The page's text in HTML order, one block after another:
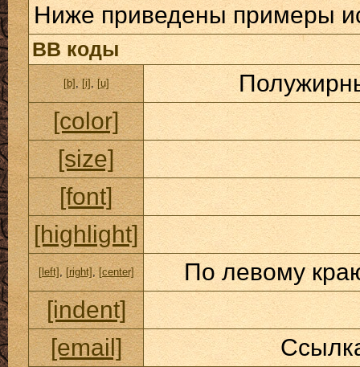
Ниже приведены примеры
BB коды
[b] ,[i],[u]
[color]
[size]
[font]
[highlight]
[left], [right] ,[center]
По левому
[indent]
[email]